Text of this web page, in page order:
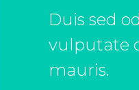
Duis sed
vulputate
mauris.